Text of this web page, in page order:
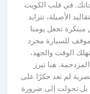
في قلب الكويت
الأصيلة، تتزايد
تجعل يومنا
للسيارة مجرد
الوقت والجهد،
هنا تبرز
لم تعد حكرًا على
بل تحولت إلى ضرورة